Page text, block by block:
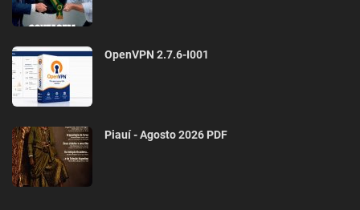
OpenVPN 2.7.6-I001
Piauí - Agosto 2026 PDF